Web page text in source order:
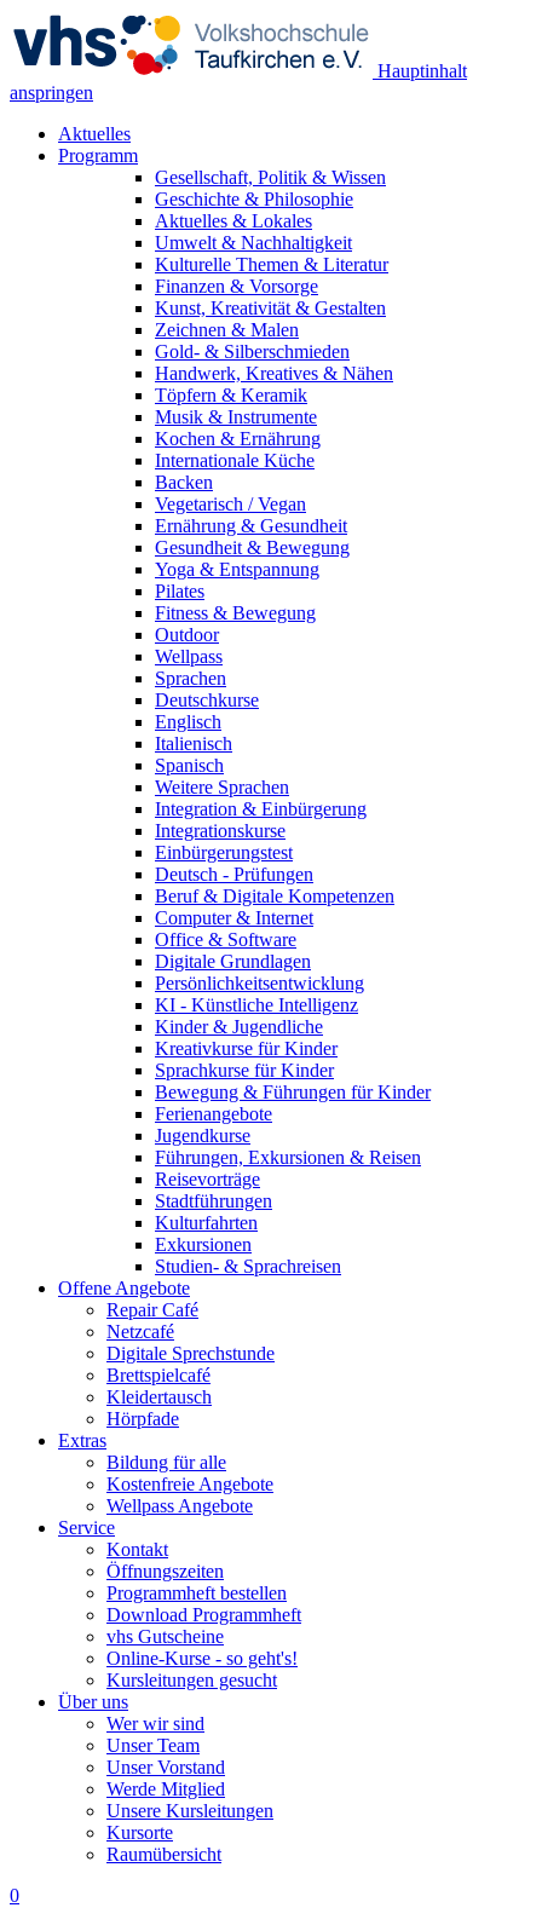
Hauptinhalt
anspringen
Aktuelles
Programm
Gesellschaft, Politik & Wissen
Geschichte & Philosophie
Aktuelles & Lokales
Umwelt & Nachhaltigkeit
Kulturelle Themen & Literatur
Finanzen & Vorsorge
Kunst, Kreativität & Gestalten
Zeichnen & Malen
Gold- & Silberschmieden
Handwerk, Kreatives & Nähen
Töpfern & Keramik
Musik & Instrumente
Kochen & Ernährung
Internationale Küche
Backen
Vegetarisch / Vegan
Ernährung & Gesundheit
Gesundheit & Bewegung
Yoga & Entspannung
Pilates
Fitness & Bewegung
Outdoor
Wellpass
Sprachen
Deutschkurse
Englisch
Italienisch
Spanisch
Weitere Sprachen
Integration & Einbürgerung
Integrationskurse
Einbürgerungstest
Deutsch - Prüfungen
Beruf & Digitale Kompetenzen
Computer & Internet
Office & Software
Digitale Grundlagen
Persönlichkeitsentwicklung
KI - Künstliche Intelligenz
Kinder & Jugendliche
Kreativkurse für Kinder
Sprachkurse für Kinder
Bewegung & Führungen für Kinder
Ferienangebote
Jugendkurse
Führungen, Exkursionen & Reisen
Reisevorträge
Stadtführungen
Kulturfahrten
Exkursionen
Studien- & Sprachreisen
Offene Angebote
Repair Café
Netzcafé
Digitale Sprechstunde
Brettspielcafé
Kleidertausch
Hörpfade
Extras
Bildung für alle
Kostenfreie Angebote
Wellpass Angebote
Service
Kontakt
Öffnungszeiten
Programmheft bestellen
Download Programmheft
vhs Gutscheine
Online-Kurse - so geht's!
Kursleitungen gesucht
Über uns
Wer wir sind
Unser Team
Unser Vorstand
Werde Mitglied
Unsere Kursleitungen
Kursorte
Raumübersicht
0